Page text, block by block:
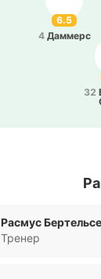
32
6.5
4 Да­ммерс
Расмус
Тренер